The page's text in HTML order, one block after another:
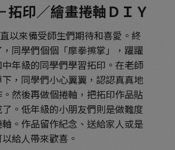
拓印／繪畫捲軸ＤＩＹ
來備受師生們期待和喜愛。終
同學們個個「摩拳擦掌」，躍躍
年級的同學們學習拓印。在老師
，同學們小心翼翼，認認真真地
然後再做個捲軸，把拓印作品貼
。低年級的小朋友們則是做難度
。作品留作紀念、送給家人或是
給人帶來歡喜。